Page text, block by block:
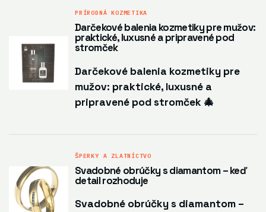
PRÍRODNÁ KOZMETIKA
Darčekové balenia kozmetiky pre mužov:
praktické, luxusné a pripravené pod
stromček
Darčekové balenia kozmetiky pre
mužov: praktické, luxusné a
pripravené pod stromček 🎄
ŠPERKY A ZLATNÍCTVO
Svadobné obrúčky s diamantom – keď
detail rozhoduje
Svadobné obrúčky s diamantom –